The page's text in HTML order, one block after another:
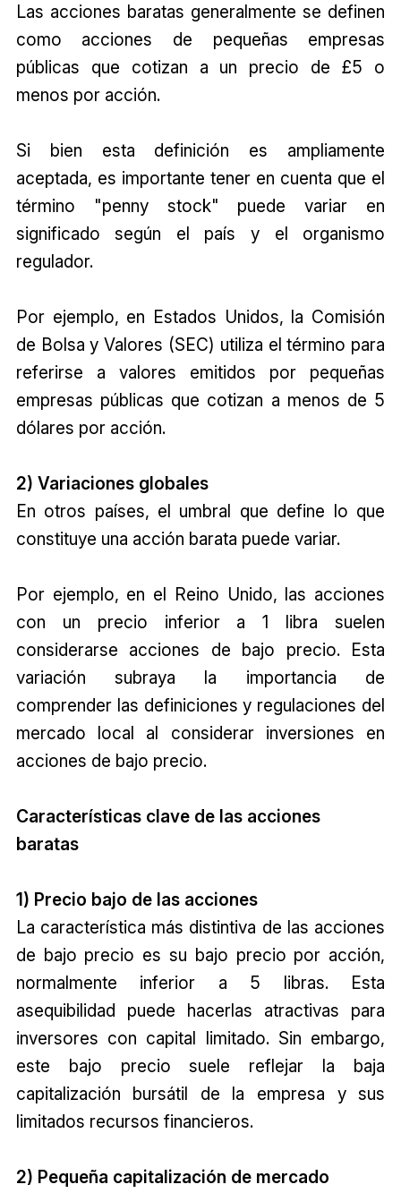
Las acciones baratas generalmente se definen
como acciones de pequeñas empresas
públicas que cotizan a un precio de £5 o
menos por acción.
Si bien esta definición es ampliamente
aceptada, es importante tener en cuenta que el
término "penny stock" puede variar en
significado según el país y el organismo
regulador.
Por ejemplo, en Estados Unidos, la Comisión
de Bolsa y Valores (SEC) utiliza el término para
referirse a valores emitidos por pequeñas
empresas públicas que cotizan a menos de 5
dólares por acción.
2) Variaciones globales
En otros países, el umbral que define lo que
constituye una acción barata puede variar.
Por ejemplo, en el Reino Unido, las acciones
con un precio inferior a 1 libra suelen
considerarse acciones de bajo precio. Esta
variación subraya la importancia de
comprender las definiciones y regulaciones del
mercado local al considerar inversiones en
acciones de bajo precio.
Características clave de las acciones
baratas
1) Precio bajo de las acciones
La característica más distintiva de las acciones
de bajo precio es su bajo precio por acción,
normalmente inferior a 5 libras. Esta
asequibilidad puede hacerlas atractivas para
inversores con capital limitado. Sin embargo,
este bajo precio suele reflejar la baja
capitalización bursátil de la empresa y sus
limitados recursos financieros.
2) Pequeña capitalización de mercado